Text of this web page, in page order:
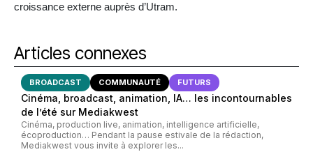
croissance externe auprès d’Utram.
Articles connexes
BROADCAST COMMUNAUTÉ FUTURS
Cinéma, broadcast, animation, IA… les incontournables
de l’été sur Mediakwest
Cinéma, production live, animation, intelligence artificielle,
écoproduction… Pendant la pause estivale de la rédaction,
Mediakwest vous invite à explorer les...